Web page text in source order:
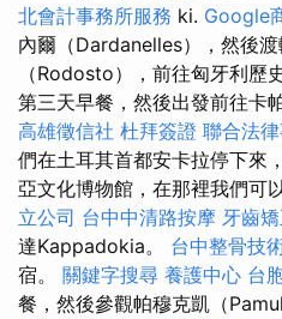
北會計事務所服務 ki. Google
內爾（Dardanelles），然後
（Rodosto），前往匈牙利歷
第三天早餐，然後出發前往卡
高雄徵信社 杜拜簽證 聯合法
們在土耳其首都安卡拉停下來
亞文化博物館，在那裡我們可
立公司 台中中清路按摩 牙齒
達Kappadokia。 台中整骨技
宿。 關鍵字搜尋 養護中心 台
餐，然後參觀帕穆克凱（